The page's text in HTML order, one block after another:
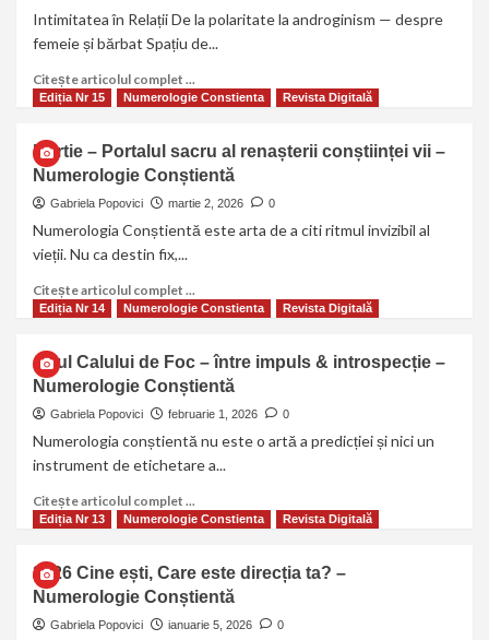
Intimitatea în Relații De la polaritate la androginism — despre
femeie și bărbat Spațiu de...
Citește articolul complet ...
Ediția Nr 15 Numerologie Constienta Revista Digitală
Martie – Portalul sacru al renașterii conștiinței vii –
Numerologie Conștientă
Gabriela Popovici martie 2, 2026 0
Numerologia Conștientă este arta de a citi ritmul invizibil al
vieții. Nu ca destin fix,...
Citește articolul complet ...
Ediția Nr 14 Numerologie Constienta Revista Digitală
Anul Calului de Foc – între impuls & introspecție –
Numerologie Conștientă
Gabriela Popovici februarie 1, 2026 0
Numerologia conștientă nu este o artă a predicției și nici un
instrument de etichetare a...
Citește articolul complet ...
Ediția Nr 13 Numerologie Constienta Revista Digitală
2026 Cine ești, Care este direcția ta? –
Numerologie Conștientă
Gabriela Popovici ianuarie 5, 2026 0